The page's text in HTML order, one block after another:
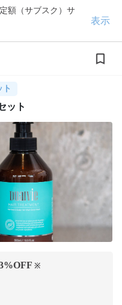
額（サブスク）サ
表示
ット
%OFF ※